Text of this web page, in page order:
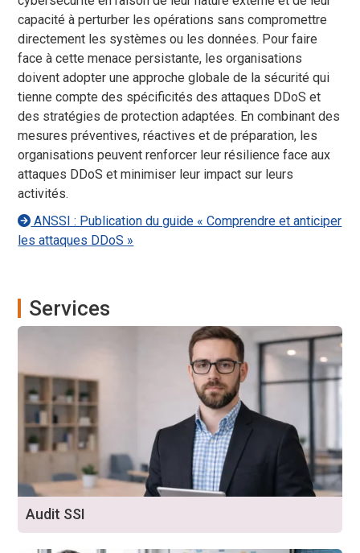
capacité à perturber les opérations sans compromettre
directement les systèmes ou les données. Pour faire
face à cette menace persistante, les organisations
doivent adopter une approche globale de la sécurité qui
tienne compte des spécificités des attaques DDoS et
des stratégies de protection adaptées. En combinant des
mesures préventives, réactives et de préparation, les
organisations peuvent renforcer leur résilience face aux
attaques DDoS et minimiser leur impact sur leurs
activités.
ANSSI : Publication du guide « Comprendre et anticiper
les attaques DDoS »
Services
Audit SSI